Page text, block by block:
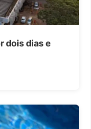
dois dias e